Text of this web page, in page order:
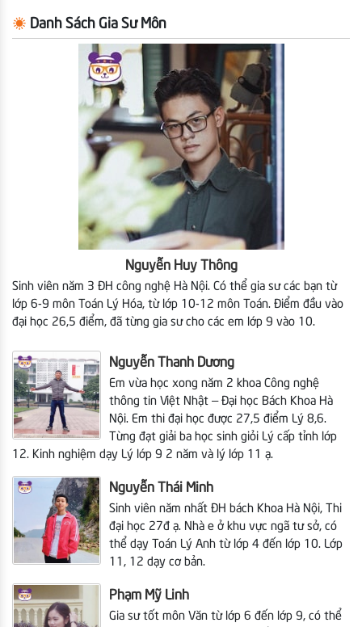
Danh Sách Gia Sư Môn
Nguyễn Huy Thông
Sinh viên năm 3 ĐH công nghệ Hà Nội. Có thể gia sư các bạn từ
lớp 6-9 môn Toán Lý Hóa, từ lớp 10-12 môn Toán. Điểm đầu vào
đại học 26,5 điểm, đã từng gia sư cho các em lớp 9 vào 10.
Nguyễn Thanh Dương
Em vừa học xong năm 2 khoa Công nghệ
thông tin Việt Nhật – Đại học Bách Khoa Hà
Nội. Em thi đại học được 27,5 điểm Lý 8,6.
Từng đạt giải ba học sinh giỏi Lý cấp tỉnh lớp
12. Kinh nghiệm dạy Lý lớp 9 2 năm và lý lớp 11 ạ.
Nguyễn Thái Minh
Sinh viên năm nhất ĐH bách Khoa Hà Nội,
Thi
đại học 27đ ạ. Nhà e ở khu vực ngã tư sở, có
thể dạy Toán Lý Anh từ lớp 4 đến lớp 10. Lớp
11, 12 dạy cơ bản.
Phạm Mỹ Linh
Gia sư tốt môn Văn từ lớp 6 đến lớp 9, có thể